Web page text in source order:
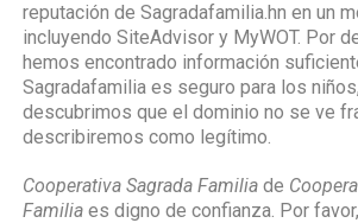
reputación de Sagradafamilia.hn en un
incluyendo SiteAdvisor y MyWOT. Por
hemos encontrado información
Sagradafamilia es seguro para los
descubrimos que el dominio no se ve
describiremos como legítimo.
Cooperativa Sagrada Familia de
Familia es digno de confianza. Por